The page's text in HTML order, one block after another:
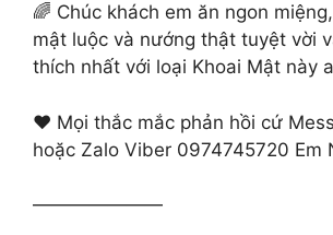
🌈 Chúc khách em ăn ngon
mật luộc và nướng thật tuyệt vời
thích nhất với loại Khoai Mật này
❤️ Mọi thắc mắc phản hồi cứ
hoặc Zalo Viber 0974745720 Em
———————